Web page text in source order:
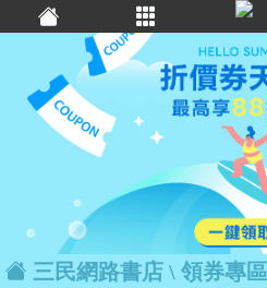
三民網路書店 \ 領券專區